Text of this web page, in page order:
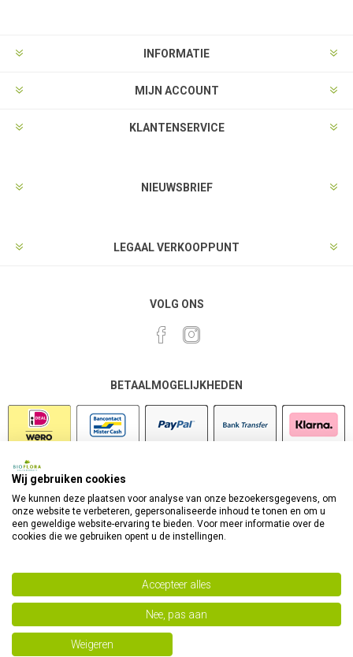
INFORMATIE
MIJN ACCOUNT
KLANTENSERVICE
NIEUWSBRIEF
LEGAAL VERKOOPPUNT
VOLG ONS
BETAALMOGELIJKHEDEN
Powered bynopCommerce
Copyright 2026 Bioflora Health Products. Alle rechten
Wij gebruiken cookies
We kunnen deze plaatsen voor analyse van onze bezoekersgegevens, om
onze website te verbeteren, gepersonaliseerde inhoud te tonen en om u
een geweldige website-ervaring te bieden. Voor meer informatie over de
cookies die we gebruiken opent u de instellingen.
Accepteer alles
Nee, pas aan
Weigeren